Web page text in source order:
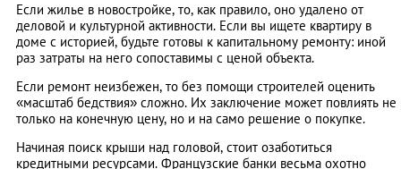
Если жилье в новостройке, то, как правило, оно удалено от
деловой и культурной активности. Если вы ищете квартиру в
доме с историей, будьте готовы к капитальному ремонту: иной
раз затраты на него сопоставимы с ценой объекта.
Если ремонт неизбежен, то без помощи строителей оценить
«масштаб бедствия» сложно. Их заключение может повлиять не
только на конечную цену, но и на само решение о покупке.
Начиная поиск крыши над головой, стоит озаботиться
кредитными ресурсами. Французские банки весьма охотно